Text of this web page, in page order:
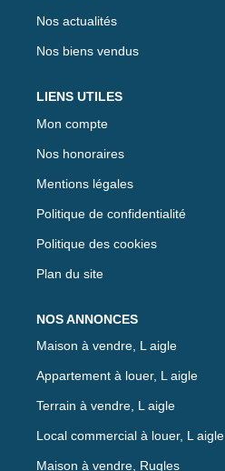
Nos actualités
Nos biens vendus
LIENS UTILES
Mon compte
Nos honoraires
Mentions légales
Politique de confidentialité
Politique des cookies
Plan du site
NOS ANNONCES
Maison à vendre, L aigle
Appartement à louer, L aigle
Terrain à vendre, L aigle
Local commercial à louer, L aigle
Maison à vendre, Rugles